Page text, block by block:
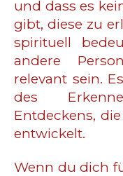
und dass es
gibt, diese zu
spirituell
andere
relevant sein.
des
Entdeckens,
entwickelt.
Wenn du dich